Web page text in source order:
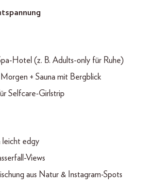
Hotel (z. B. Adults-only für Ruhe)
+ Sauna mit Bergblick
Selfcare-Girlstrip
leicht edgy
Views
aus Natur & Instagram-Spots